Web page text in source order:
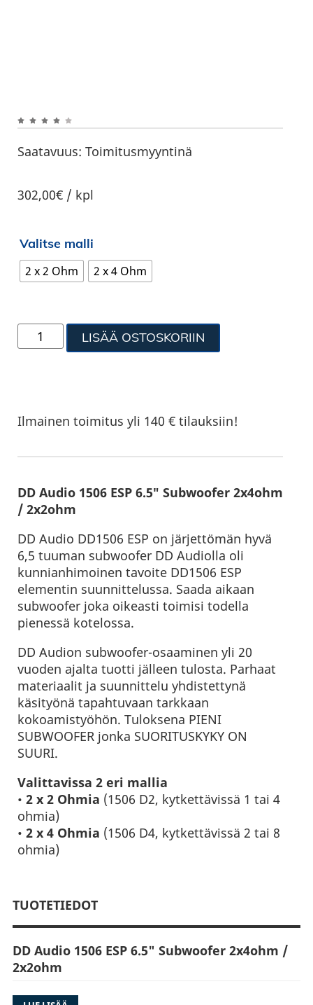
Saatavuus: Toimitusmyyntinä
302,00€ / kpl
Valitse malli
2 x 2 Ohm 2 x 4 Ohm
LISÄÄ OSTOSKORIIN
Ilmainen toimitus yli 140 € tilauksiin!
DD Audio 1506 ESP 6.5″ Subwoofer 2x4ohm
/ 2x2ohm
DD Audio DD1506 ESP on järjettömän hyvä
6,5 tuuman subwoofer DD Audiolla oli
kunnianhimoinen tavoite DD1506 ESP
elementin suunnittelussa. Saada aikaan
subwoofer joka oikeasti toimisi todella
pienessä kotelossa.
DD Audion subwoofer-osaaminen yli 20
vuoden ajalta tuotti jälleen tulosta. Parhaat
materiaalit ja suunnittelu yhdistettynä
käsityönä tapahtuvaan tarkkaan
kokoamistyöhön. Tuloksena PIENI
SUBWOOFER jonka SUORITUSKYKY ON
SUURI.
Valittavissa 2 eri mallia
•2 x 2 Ohmia (1506 D2, kytkettävissä 1 tai 4
ohmia)
•2 x 4 Ohmia (1506 D4, kytkettävissä 2 tai 8
ohmia)
TUOTETIEDOT
DD Audio 1506 ESP 6.5" Subwoofer 2x4ohm /
2x2ohm
DD Audio DD1506 ESP on oikea valinta jos